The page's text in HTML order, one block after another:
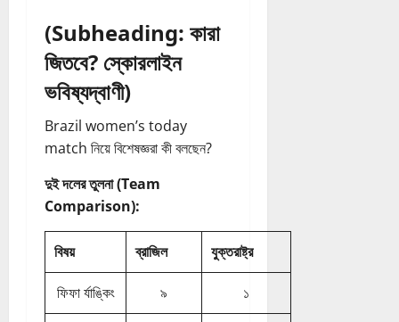
(Subheading: কারা
জিতবে? স্কোরলাইন
ভবিষ্যদ্বাণী)
Brazil women’s today
match নিয়ে বিশেষজ্ঞরা কী বলছেন?
দুই দলের তুলনা (Team
Comparison):
বিষয় ব্রাজিল যুক্তরাষ্ট্র
ফিফা র্যাঙ্কিং ৯ ১